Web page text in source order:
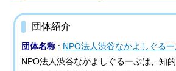
団体紹介
団体名称 : NPO法人渋谷なかよしぐる
NPO法人渋谷なかよしぐるーぷは、知